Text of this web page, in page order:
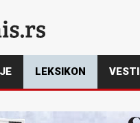
LEKSIKON VESTI